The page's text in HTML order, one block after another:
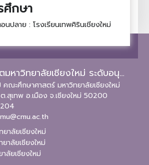
ศึกษา
ปลาย : โรงเรียนเทพศิรินเชียงใหม่
โรงเรียนสาธิตมหาวิทยาลัยเชียงใหม่ ระดับอนุบาลและประถมศึกษา
คณะศึกษาศาสตร์ มหาวิทยาลัยเชียงใหม่
.สุเทพ อ.เมือง จ.เชียงใหม่ 50200
าลัยเชียงใหม่
าลัยเชียงใหม่
ลัยเชียงใหม่